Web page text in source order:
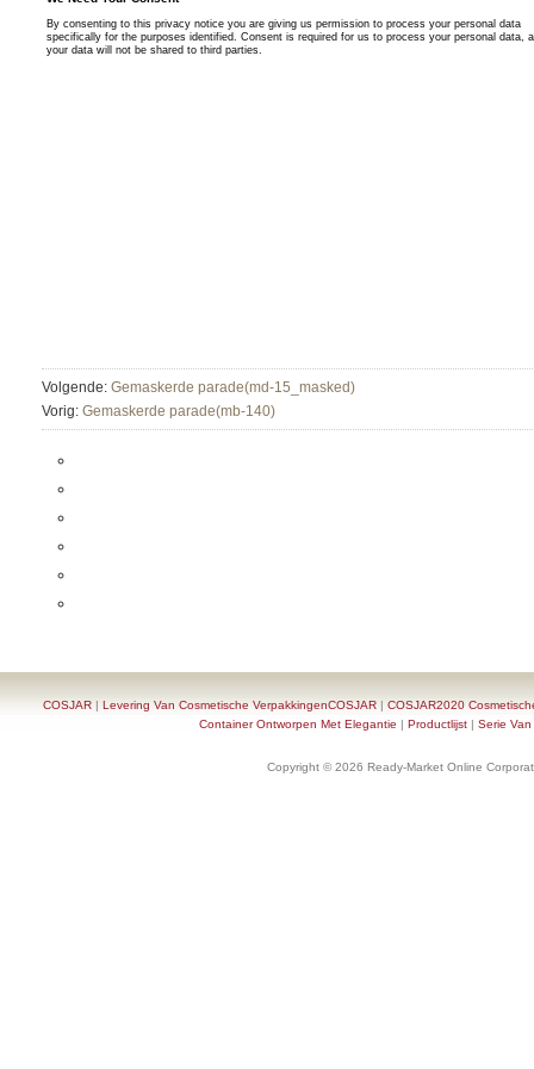
Volgende: Gemaskerde parade(md-15_masked)
Vorig: Gemaskerde parade(mb-140)
COSJAR | Levering Van Cosmetische VerpakkingenCOSJAR | COSJAR2020
Container Ontworpen Met Elegantie | Productlijst | Serie
Copyright © 2026 Ready-Market Online